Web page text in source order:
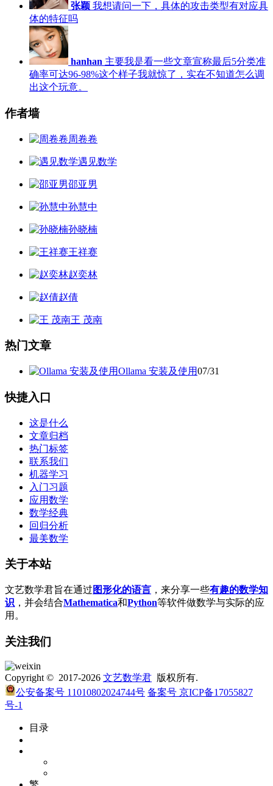
张颖 我想请问一下，具体的攻击类型有对应具
体的特征吗
hanhan 主要我是看一些文章宣称最后5分类准
确率可达96-98%这个样子我就惊了，实在不知道怎么调
出这个玩意。
作者墙
周卷卷
遇见数学
邵亚男
孙慧中
孙晓楠
王祥赛
赵奕林
赵倩
王 茂南
热门文章
Ollama 安装及使用07/31
快捷入口
这是什么
文章归档
热门标签
联系我们
机器学习
入门习题
应用数学
数学经典
回归分析
最美数学
关于本站
文艺数学君旨在通过 图形化的语言 ，来分享一些有趣的数学知
识 ，并会结合Mathematica和Python等软件做数学与实际的应
用。
关注我们
Copyright © 2017-2026 文艺数学君 版权所有.
公安备案号 11010802024744号 备案号 京ICP备17055827
号-1
目录